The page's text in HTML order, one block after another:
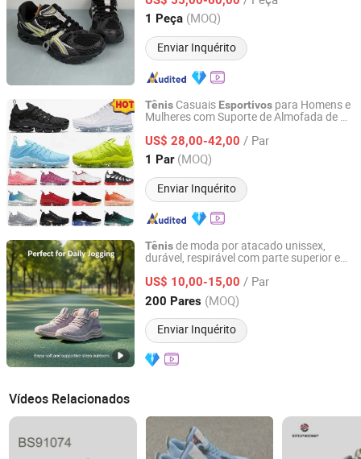
1 Peça (MOQ)
Enviar Inquérito
Fujian, China Desde 2025
Tênis Casuais Esportivos para Homens e
Mulheres com Suporte de Almofada de Ar
Respirável
US$ 28,00-42,00 / Par
1 Par (MOQ)
Enviar Inquérito
Muzhimu (Xiamen) Trading Co., Ltd.
Fujian, China Desde 2025
Tênisde moda por atacado unissex,
durável, respirável com parte superior em
vida ativos
US$ 10,00-15,00 / Par
200 Pares (MOQ)
Enviar Inquérito
Shandong Xiyue Health Industry Co., Ltd.
Shandong, China Desde 2026
Vídeos Relacionados